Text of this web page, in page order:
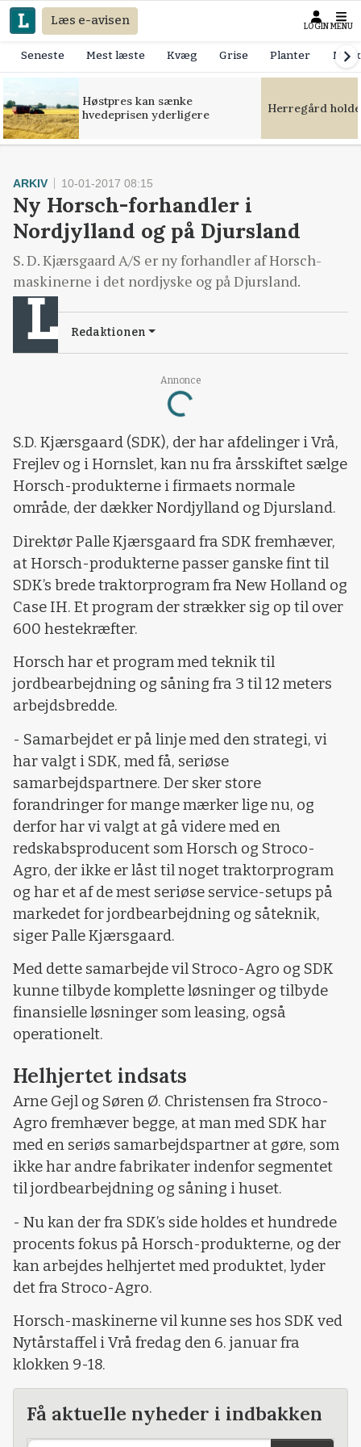
Læs e-avisen LOGIN MENU
Seneste Mest læste Kvæg Grise Planter
Høstpres kan sænke
hvedeprisen yderligere
Herregård
Annonce
Loading...
ARKIV 10-01-2017 08:15
Ny Horsch-forhandler i
Nordjylland og på Djursland
S. D. Kjærsgaard A/S er ny forhandler af Horsch-
maskinerne i det nordjyske og på Djursland.
Redaktionen
S.D. Kjærsgaard (SDK), der har afdelinger i Vrå,
Frejlev og i Hornslet, kan nu fra årsskiftet sælge
Horsch-produkterne i firmaets normale
område, der dækker Nordjylland og Djursland.
Direktør Palle Kjærsgaard fra SDK fremhæver,
at Horsch-produkterne passer ganske fint til
SDK’s brede traktorprogram fra New Holland og
Case IH. Et program der strækker sig op til over
600 hestekræfter.
Horsch har et program med teknik til
jordbearbejdning og såning fra 3 til 12 meters
arbejdsbredde.
- Samarbejdet er på linje med den strategi, vi
har valgt i SDK, med få, seriøse
samarbejdspartnere. Der sker store
forandringer for mange mærker lige nu, og
derfor har vi valgt at gå videre med en
redskabsproducent som Horsch og Stroco-
Agro, der ikke er låst til noget traktorprogram
og har et af de mest seriøse service-setups på
markedet for jordbearbejdning og såteknik,
siger Palle Kjærsgaard.
Med dette samarbejde vil Stroco-Agro og SDK
kunne tilbyde komplette løsninger og tilbyde
finansielle løsninger som leasing, også
operationelt.
Helhjertet indsats
Arne Gejl og Søren Ø. Christensen fra Stroco-
Agro fremhæver begge, at man med SDK har
med en seriøs samarbejdspartner at gøre, som
ikke har andre fabrikater indenfor segmentet
til jordbearbejdning og såning i huset.
- Nu kan der fra SDK’s side holdes et hundrede
procents fokus på Horsch-produkterne, og der
kan arbejdes helhjertet med produktet, lyder
det fra Stroco-Agro.
Horsch-maskinerne vil kunne ses hos SDK ved
Nytårstaffel i Vrå fredag den 6. januar fra
klokken 9-18.
Få aktuelle nyheder i indbakken